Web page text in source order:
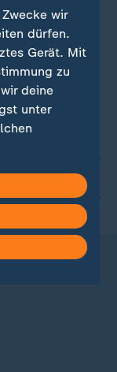
wir
dürfen.
Gerät. Mit
zu
deine
unter
Zukunft
ändern.
unserer